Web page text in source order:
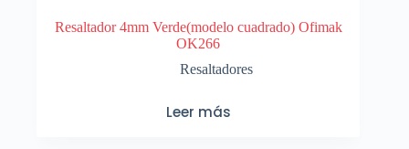
Resaltador 4mm Verde(modelo cuadrado) Ofimak
OK266
Resaltadores
Leer más